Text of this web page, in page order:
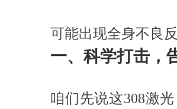
可能出现全身不良
一、科学打击，
咱们先说这308激